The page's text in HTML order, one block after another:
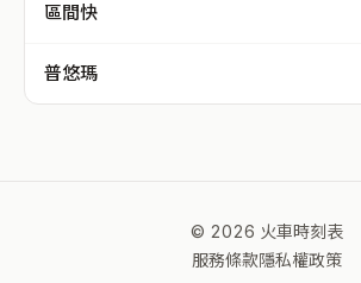
區間快
普悠瑪
© 2026 火車時刻表
服務條款隱私權政策